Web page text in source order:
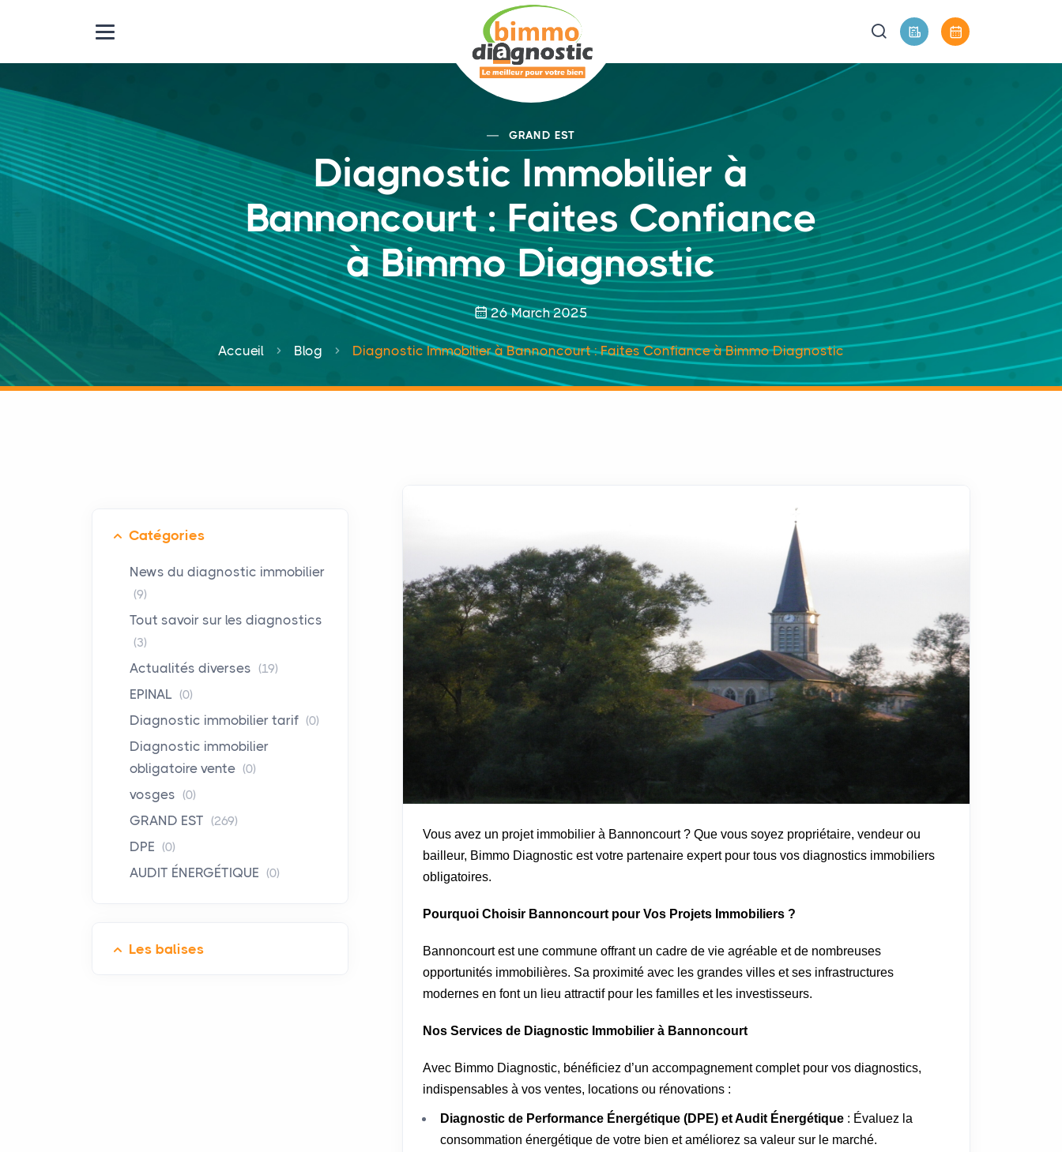
GRAND EST
Diagnostic Immobilier à
Bannoncourt : Faites Confiance
à Bimmo Diagnostic
26 March 2025
Accueil Blog Diagnostic Immobilier à Bannoncourt : Faites Confiance à Bimmo Diagnostic
Vous avez un projet immobilier à Bannoncourt ? Que vous soyez propriétaire, vendeur ou
bailleur, Bimmo Diagnostic est votre partenaire expert pour tous vos diagnostics immobiliers
obligatoires.
Pourquoi Choisir Bannoncourt pour Vos Projets Immobiliers ?
Bannoncourt est une commune offrant un cadre de vie agréable et de nombreuses
opportunités immobilières. Sa proximité avec les grandes villes et ses infrastructures
modernes en font un lieu attractif pour les familles et les investisseurs.
Nos Services de Diagnostic Immobilier à Bannoncourt
Avec Bimmo Diagnostic, bénéficiez d’un accompagnement complet pour vos diagnostics,
indispensables à vos ventes, locations ou rénovations :
Diagnostic de Performance Énergétique (DPE) et Audit Énergétique : Évaluez la
consommation énergétique de votre bien et améliorez sa valeur sur le marché.
Catégories
News du diagnostic immobilier
(9)
Tout savoir sur les diagnostics
(3)
Actualités diverses (19)
EPINAL (0)
Diagnostic immobilier tarif (0)
Diagnostic immobilier
obligatoire vente (0)
vosges (0)
GRAND EST (269)
DPE (0)
AUDIT ÉNERGÉTIQUE (0)
Les balises